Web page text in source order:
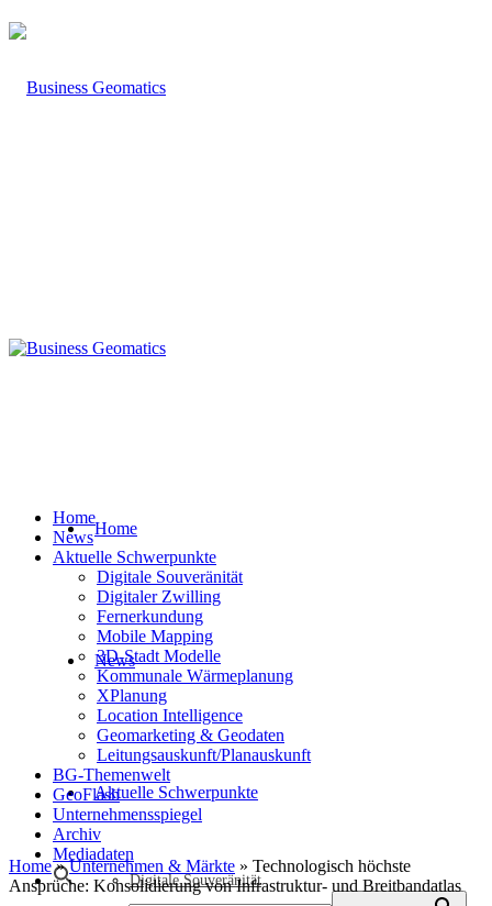
Home
News
Aktuelle Schwerpunkte
Digitale Souveränität
Home
News
Aktuelle Schwerpunkte
Digitale Souveränität
Digitaler Zwilling
Fernerkundung
Mobile Mapping
3D-Stadt Modelle
Kommunale Wärmeplanung
XPlanung
Location Intelligence
Geomarketing & Geodaten
Leitungsauskunft/Planauskunft
BG-Themenwelt
GeoFlash
Unternehmensspiegel
Archiv
Mediadaten
Home»Unternehmen & Märkte » Technologisch höchste
Ansprüche: Konsolidierung von Infrastruktur- und Breitbandatlas